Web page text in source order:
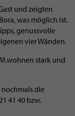
und zeigten
was möglich ist.
genussvolle
vier Wänden.
stark und
nochmals die
41 40 bzw.